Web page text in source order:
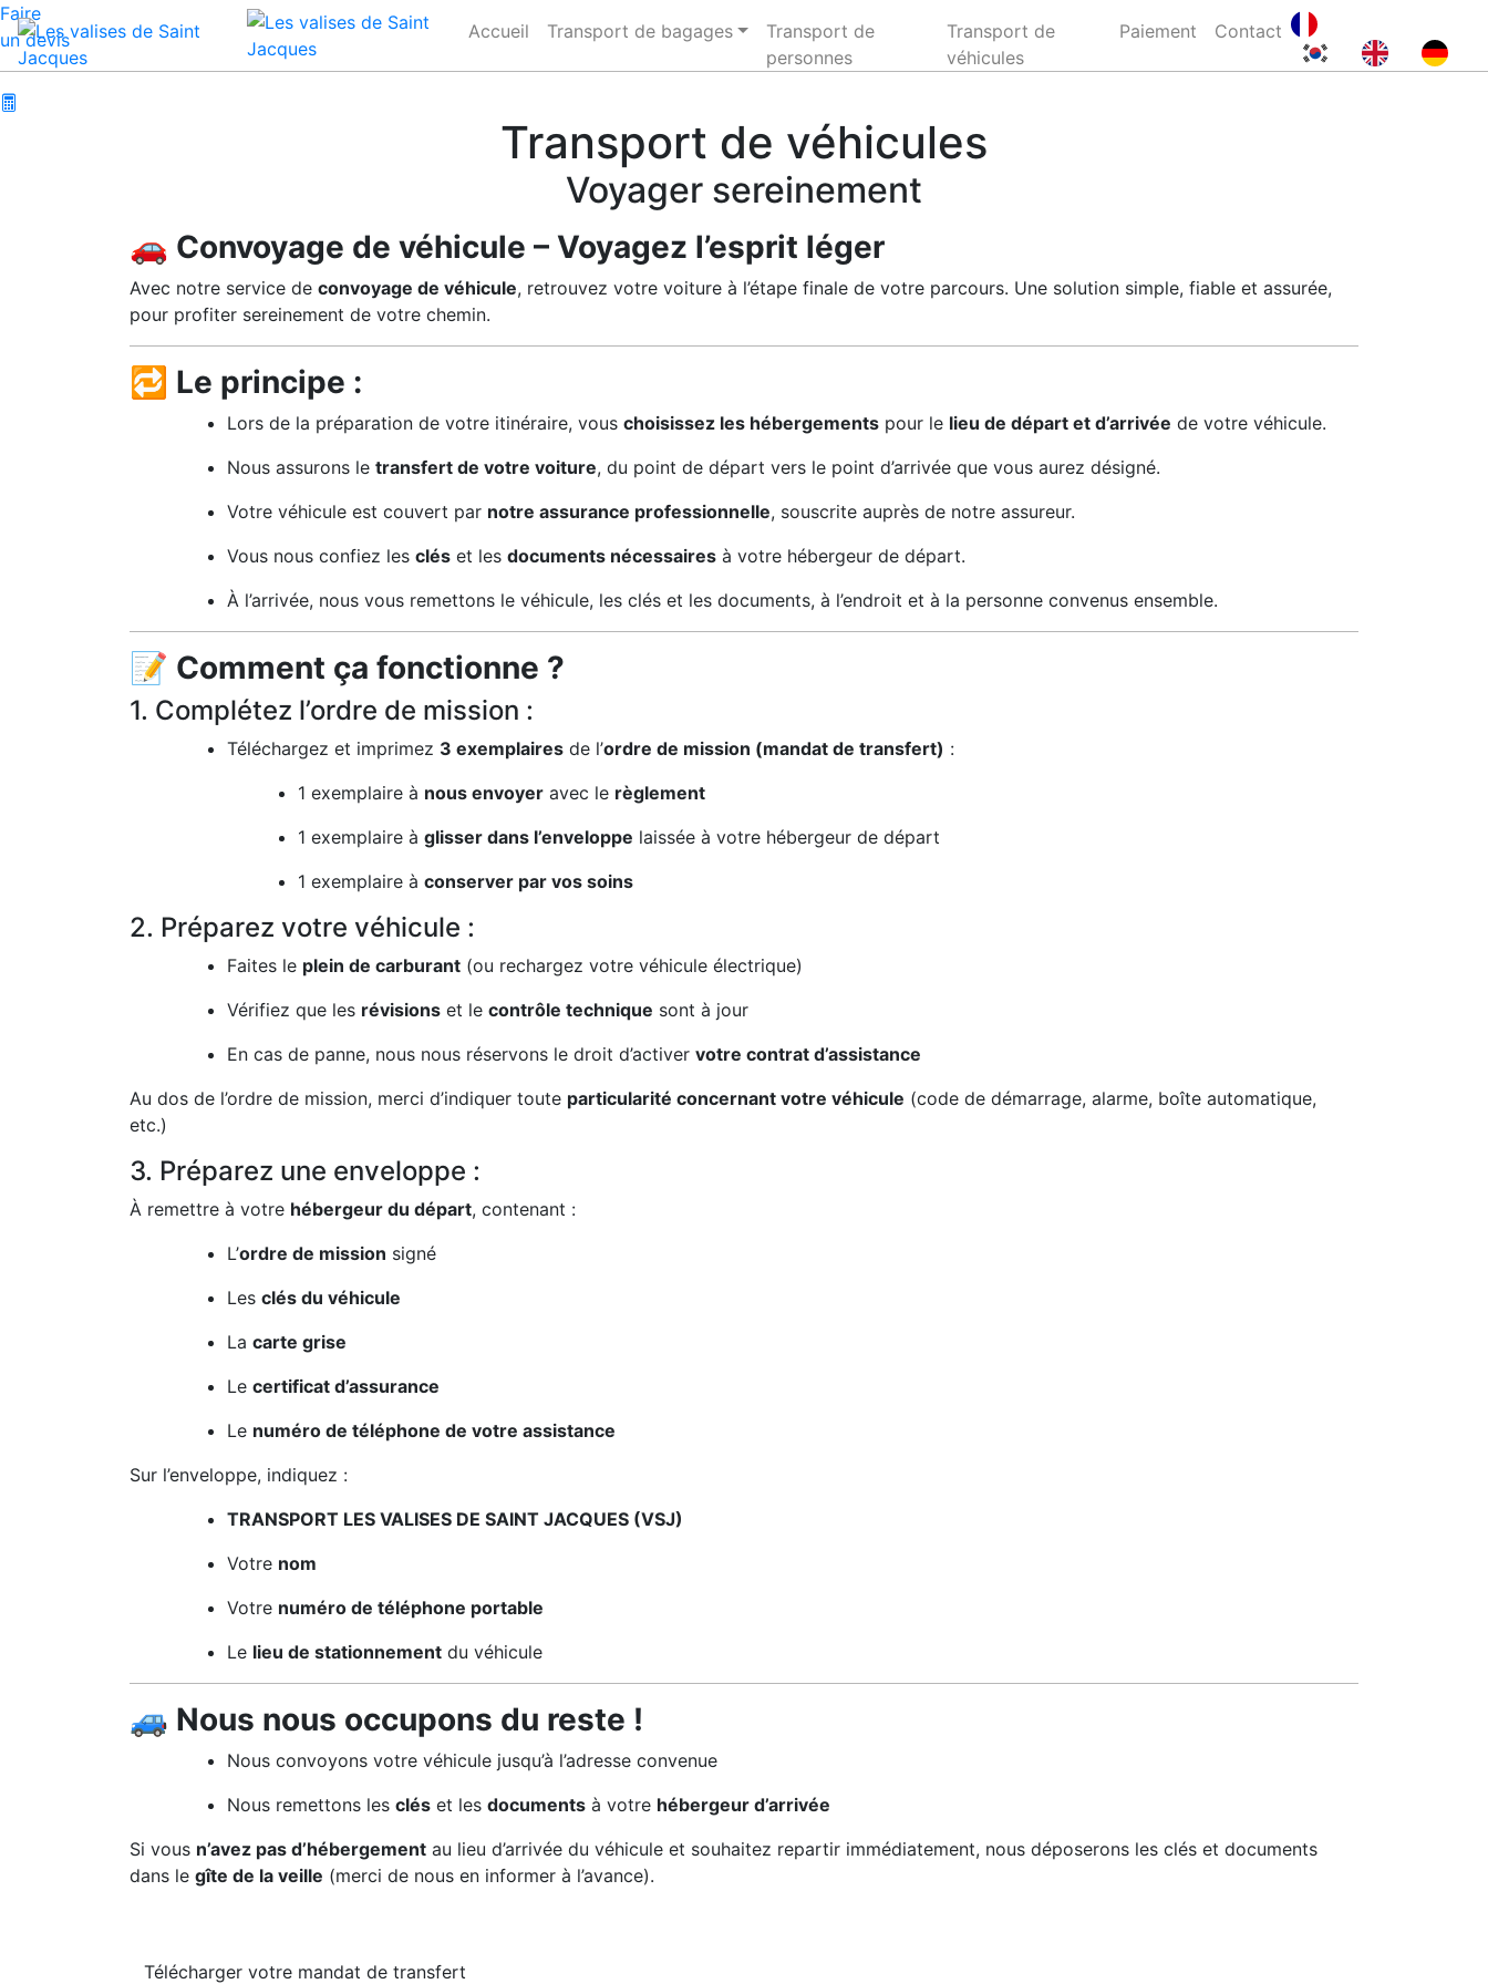
Accueil Transport de bagages
Transport de
personnes
Transport de
véhicules
Paiement Contact
Faire
un devis
Transport de véhicules
Voyager sereinement
🚗 Convoyage de véhicule – Voyagez l’esprit léger
Avec notre service de convoyage de véhicule, retrouvez votre voiture à l’étape finale de votre parcours. Une solution simple, fiable et assurée,
pour profiter sereinement de votre chemin.
🔁 Le principe :
Lors de la préparation de votre itinéraire, vous choisissez les hébergements pour le lieu de départ et d’arrivée de votre véhicule.
Nous assurons le transfert de votre voiture, du point de départ vers le point d’arrivée que vous aurez désigné.
Votre véhicule est couvert par notre assurance professionnelle, souscrite auprès de notre assureur.
Vous nous confiez les clés et les documents nécessaires à votre hébergeur de départ.
À l’arrivée, nous vous remettons le véhicule, les clés et les documents, à l’endroit et à la personne convenus ensemble.
📝 Comment ça fonctionne ?
1. Complétez l’ordre de mission :
Téléchargez et imprimez 3 exemplaires de l’ordre de mission (mandat de transfert) :
1 exemplaire à nous envoyer avec le règlement
1 exemplaire à glisser dans l’enveloppe laissée à votre hébergeur de départ
1 exemplaire à conserver par vos soins
2. Préparez votre véhicule :
Faites le plein de carburant (ou rechargez votre véhicule électrique)
Vérifiez que les révisions et le contrôle technique sont à jour
En cas de panne, nous nous réservons le droit d’activer votre contrat d’assistance
Au dos de l’ordre de mission, merci d’indiquer toute particularité concernant votre véhicule (code de démarrage, alarme, boîte automatique,
etc.)
3. Préparez une enveloppe :
À remettre à votre hébergeur du départ, contenant :
L’ordre de mission signé
Les clés du véhicule
La carte grise
Le certificat d’assurance
Le numéro de téléphone de votre assistance
Sur l’enveloppe, indiquez :
TRANSPORT LES VALISES DE SAINT JACQUES (VSJ)
Votre nom
Votre numéro de téléphone portable
Le lieu de stationnement du véhicule
🚙 Nous nous occupons du reste !
Nous convoyons votre véhicule jusqu’à l’adresse convenue
Nous remettons les clés et les documents à votre hébergeur d’arrivée
Si vous n’avez pas d’hébergement au lieu d’arrivée du véhicule et souhaitez repartir immédiatement, nous déposerons les clés et documents
dans le gîte de la veille (merci de nous en informer à l’avance).
Télécharger votre mandat de transfert